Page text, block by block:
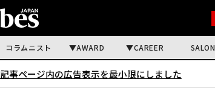
コラムニスト AWARD CAREER SALON
記事ページ内の広告表示を最小限にしました